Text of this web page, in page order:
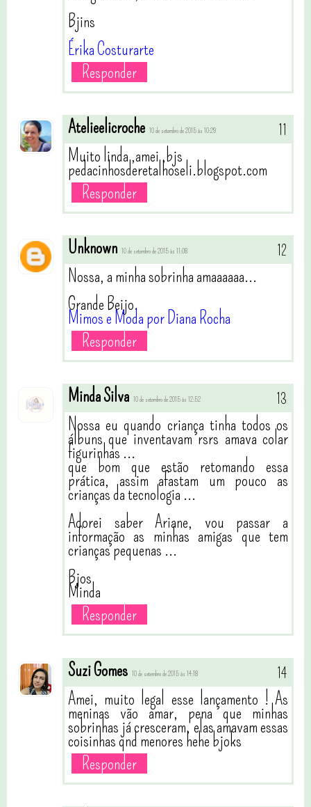
Bjins
Érika Costurarte
Responder
Atelieelicroche 10 de setembro de 2015 às 10:29
Muito linda ,amei ,bjs
pedacinhosderetalhoseli.blogspot.com
Responder
Unknown 10 de setembro de 2015 às 11:08
Nossa, a minha sobrinha amaaaaaa...
Grande Beijo.
Mimos e Moda por Diana Rocha
Responder
Minda Silva 10 de setembro de 2015 às 12:52
Nossa eu quando criança tinha todos os
álbuns que inventavam rsrs amava colar
figurinhas ...
que bom que estão retomando essa
prática, assim afastam um pouco as
crianças da tecnologia ...
Adorei saber Ariane, vou passar a
informação as minhas amigas que tem
crianças pequenas ...
Bjos
Minda
Responder
Suzi Gomes 10 de setembro de 2015 às 14:18
Amei, muito legal esse lançamento ! As
meninas vão amar, pena que minhas
sobrinhas já cresceram, elas amavam essas
coisinhas qnd menores hehe bjoks
Responder